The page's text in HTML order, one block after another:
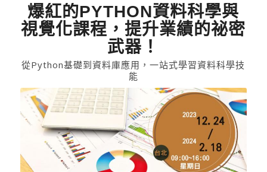
爆紅的PYTHON資料科學與
視覺化課程，提升業績的祕密
武器！
從Python基礎到資料庫應用，一站式學習資料科學技
能